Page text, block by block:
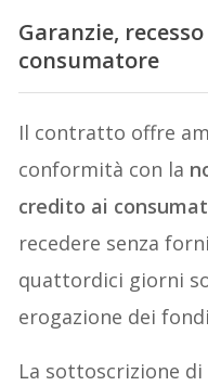
Garanzie,
consumatore
Il contratto offre
conformità con la
credito ai
recedere senza
quattordici giorni
erogazione dei
La sottoscrizione